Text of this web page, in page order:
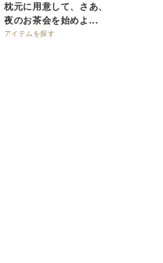
枕元に用意して、さあ、
夜のお茶会を始めよ...
アイテムを探す